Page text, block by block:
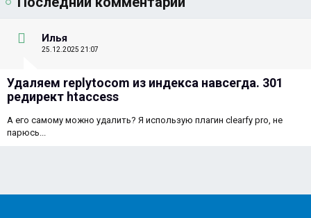
Илья
25.12.2025 21:07
Удаляем replytocom из индекса навсегда. 301
редирект htaccess
А его самому можно удалить? Я использую плагин clearfy pro, не
парюсь...